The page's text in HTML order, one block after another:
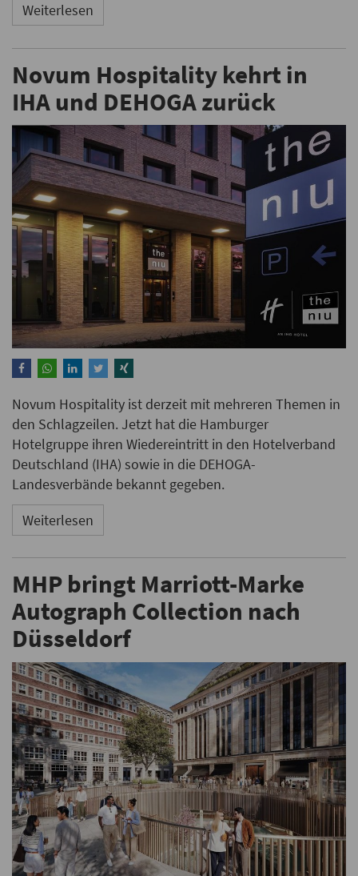
Weiterlesen
Novum Hospitality kehrt in
IHA und DEHOGA zurück
Novum Hospitality ist derzeit mit mehreren Themen in
den Schlagzeilen. Jetzt hat die Hamburger
Hotelgruppe ihren Wiedereintritt in den Hotelverband
Deutschland (IHA) sowie in die DEHOGA-
Landesverbände bekannt gegeben.
Weiterlesen
MHP bringt Marriott-Marke
Autograph Collection nach
Düsseldorf